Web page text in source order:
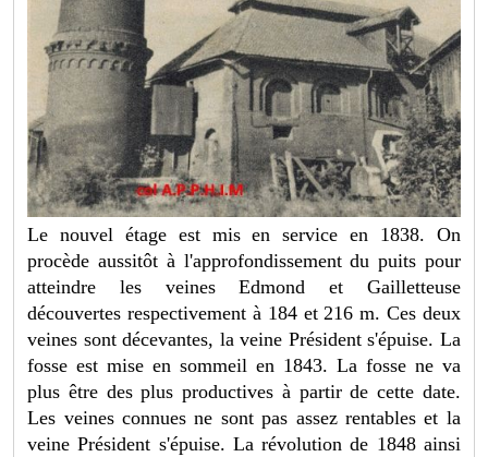
Le nouvel étage est mis en service en 1838. On
procède aussitôt à l'approfondissement du puits pour
atteindre les veines Edmond et Gailletteuse
découvertes respectivement à 184 et 216 m. Ces deux
veines sont décevantes, la veine Président s'épuise. La
fosse est mise en sommeil en 1843. La fosse ne va
plus être des plus productives à partir de cette date.
Les veines connues ne sont pas assez rentables et la
veine Président s'épuise. La révolution de 1848 ainsi